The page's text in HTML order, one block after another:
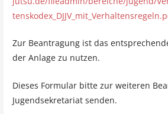
Zur Beantragung ist das
der Anlage zu nutzen.
Dieses Formular bitte zur weiteren
Jugendsekretariat senden.